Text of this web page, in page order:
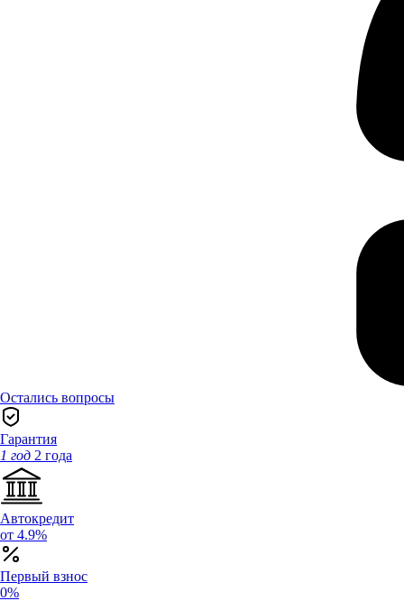
Остались вопросы
Гарантия
1 год 2 года
Автокредит
от 4.9%
Первый взнос
0%